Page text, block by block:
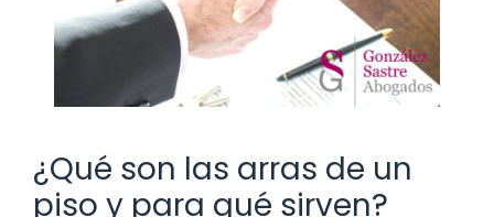
¿Qué son las arras de un
piso y para qué sirven?